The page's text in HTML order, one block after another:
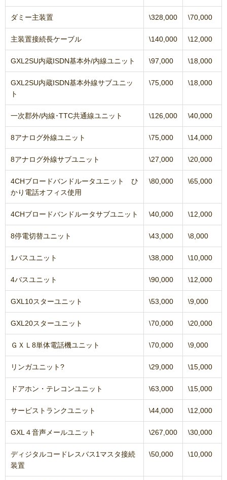
ダミー主装置 \328,000 \70,000
主装置接続長ケーブル \140,000 \12,000
GXL2SU内蔵ISDN基本外/内線ユニット \97,000 \18,000
GXL2SU内蔵ISDN基本外線サブユニッ
ト
\75,000 \18,000
一次郡外/内線･TTC共通線ユニット \126,000 \40,000
8アナログ外線ユニット \75,000 \14,000
8アナログ外線サブユニット \27,000 \20,000
4CHブロードバンドルータユニット ひ
かり電話オフィス使用
\80,000 \65,000
4CHブロードバンドルータサブユニット \40,000 \12,000
8停電切替ユニット \43,000 \8,000
1バスユニット \38,000 \10,000
4バスユニット \90,000 \12,000
GXL10スターユニット \53,000 \9,000
GXL20スターユニット \70,000 \20,000
ＧＸＬ8単体電話機ユニット \70,000 \9,000
リンガユニット? \29,000 \15,000
ドアホン・テレコンユニット \63,000 \15,000
サービストランクユニット \44,000 \12,000
GXL４音声メールユニット \267,000 \30,000
ディジタルコードレスバス1マスタ接続
装置
\50,000 \10,000